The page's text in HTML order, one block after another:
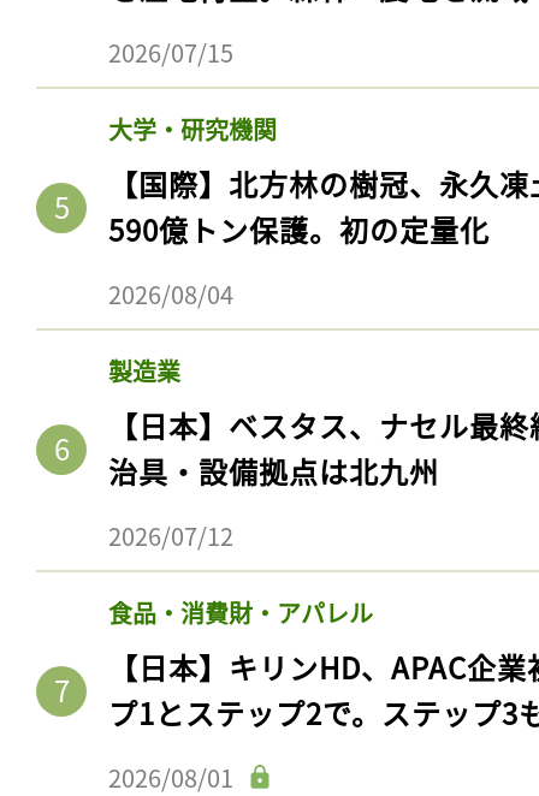
2026/07/15
大学・研究機関
【国際】北方林の樹冠、永久
590億トン保護。初の定量化
2026/08/04
製造業
【日本】ベスタス、ナセル最
治具・設備拠点は北九州
2026/07/12
食品・消費財・アパレル
【日本】キリンHD、APAC企
プ1とステップ2で。ステップ3
2026/08/01
記事をお気に入りに
ログインが必
ログイン